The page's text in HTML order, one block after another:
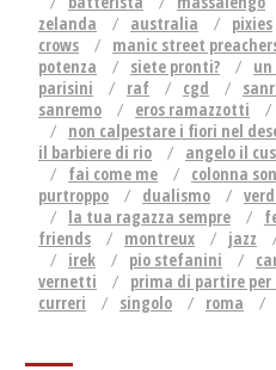
zelanda
australia pixies
crows
manic street
potenza
siete pronti?
parisini
raf cgd
sanremo
eros ramazzotti
non calpestare i fiori nel
il barbiere di rio
angelo il
fai come me
colonna
purtroppo
dualismo
la tua ragazza sempre
friends
montreux jazz
irek
pio stefanini
vernetti
prima di partire
curreri
singolo roma